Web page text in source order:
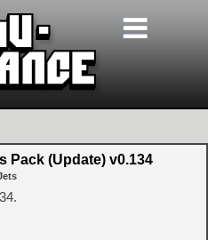
Pack (Update) v0.134